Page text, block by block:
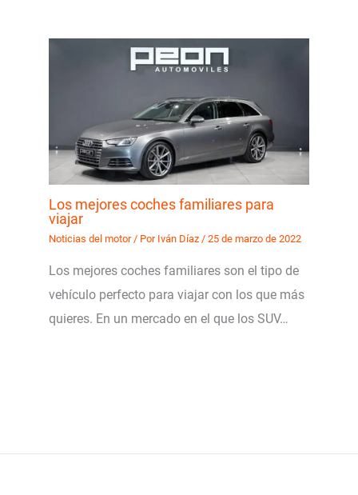
Los mejores coches familiares para
viajar
Noticias del motor/ Por Iván Díaz /25 de marzo de 2022
Los mejores coches familiares son el tipo de
vehículo perfecto para viajar con los que más
quieres. En un mercado en el que los SUV…